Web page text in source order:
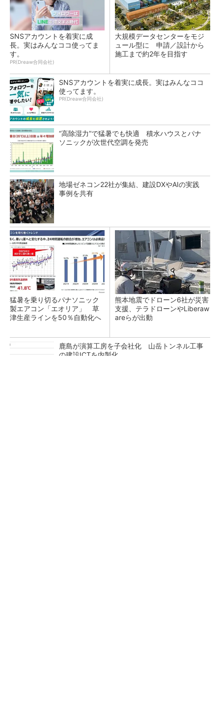
SNSアカウントを着実に成
長。実はみんなココ使ってま
す。
PR(Dreaw合同会社)
大規模データセンターをモジ
ュール型に 申請／設計から
施工まで約2年を目指す
SNSアカウントを着実に成長。実はみんなココ
使ってます。
PR(Dreaw合同会社)
“高除湿力”で猛暑でも快適 積水ハウスとパナ
ソニックが次世代空調を発売
地場ゼネコン22社が集結、建設DXやAIの実践
事例を共有
猛暑を乗り切るパナソニック
製エアコン「エオリア」 草
津生産ラインを50％自動化へ
熊本地震でドローン6社が災害
支援、テラドローンやLiberaw
areらが出動
鹿島が演算工房を子会社化 山岳トンネル工事
の建設ICTを内製化